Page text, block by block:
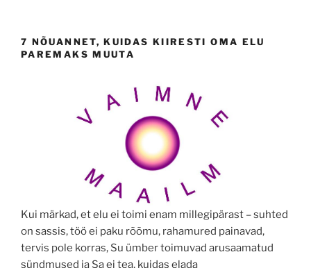
7 NÕUANNET, KUIDAS KIIRESTI OMA ELU
PAREMAKS MUUTA
Kui märkad, et elu ei toimi enam millegipärast – suhted
on sassis, töö ei paku rõõmu, rahamured painavad,
tervis pole korras, Su ümber toimuvad arusaamatud
sündmused ja Sa ei tea, kuidas elada